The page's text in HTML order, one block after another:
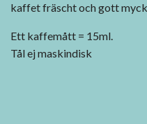
kaffet fräscht och gott
Ett kaffemått = 15ml.
Tål ej maskindisk